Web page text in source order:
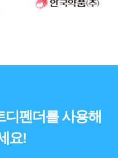
디펜더를 사용해
요!